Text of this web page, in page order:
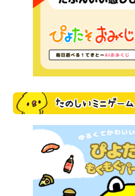
たのしいミニゲーム